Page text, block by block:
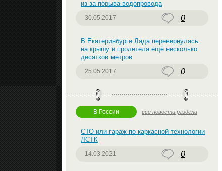
из-за порыва водопровода
30.05.2017 0
В Екатеринбурге Лада перевернулась
на крышу и пролетела ещё несколько
десятков метров
25.05.2017 0
В России все новости раздела
СТО или гараж по каркасной технологии
ЛСТК
14.03.2021 0